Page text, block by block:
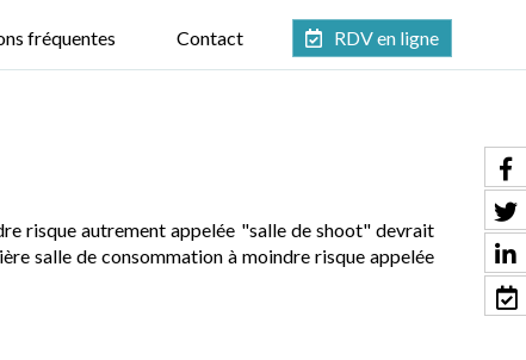
fréquentes Contact RDV en ligne
risque autrement appelée "salle de shoot" devrait
salle de consommation à moindre risque appelée